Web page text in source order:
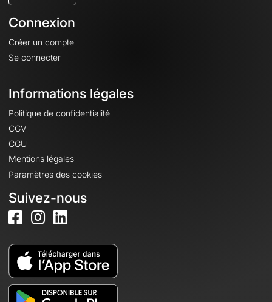
Connexion
Créer un compte
Se connecter
Informations légales
Politique de confidentialité
CGV
CGU
Mentions légales
Paramètres des cookies
Suivez-nous